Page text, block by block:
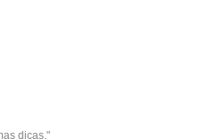
dicas."